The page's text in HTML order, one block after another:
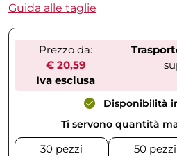
Guida alle taglie
Prezzo da:
€ 20,59
Iva esclusa
Disponibilità
Ti servono quantità
30 pezzi
50 pezzi